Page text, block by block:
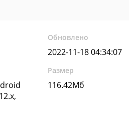
Обновлено
2022-11-18 04:34:07
Размер
116.42Мб